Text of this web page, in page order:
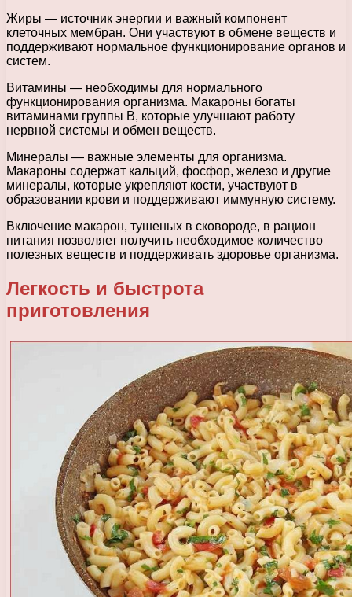
Жиры — источник энергии и важный компонент
клеточных мембран. Они участвуют в обмене веществ и
поддерживают нормальное функционирование органов и
систем.
Витамины — необходимы для нормального
функционирования организма. Макароны богаты
витаминами группы В, которые улучшают работу
нервной системы и обмен веществ.
Минералы — важные элементы для организма.
Макароны содержат кальций, фосфор, железо и другие
минералы, которые укрепляют кости, участвуют в
образовании крови и поддерживают иммунную систему.
Включение макарон, тушеных в сковороде, в рацион
питания позволяет получить необходимое количество
полезных веществ и поддерживать здоровье организма.
Легкость и быстрота
приготовления